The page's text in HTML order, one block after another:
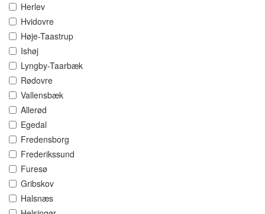
Herlev
Hvidovre
Høje-Taastrup
Ishøj
Lyngby-Taarbæk
Rødovre
Vallensbæk
Allerød
Egedal
Fredensborg
Frederikssund
Furesø
Gribskov
Halsnæs